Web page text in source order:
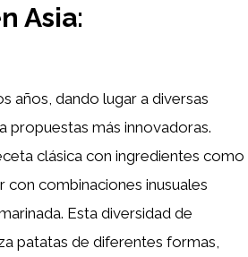
Asia:
años, dando lugar a diversas
propuestas más innovadoras.
clásica con ingredientes como
combinaciones inusuales
Esta diversidad de
patatas de diferentes formas,